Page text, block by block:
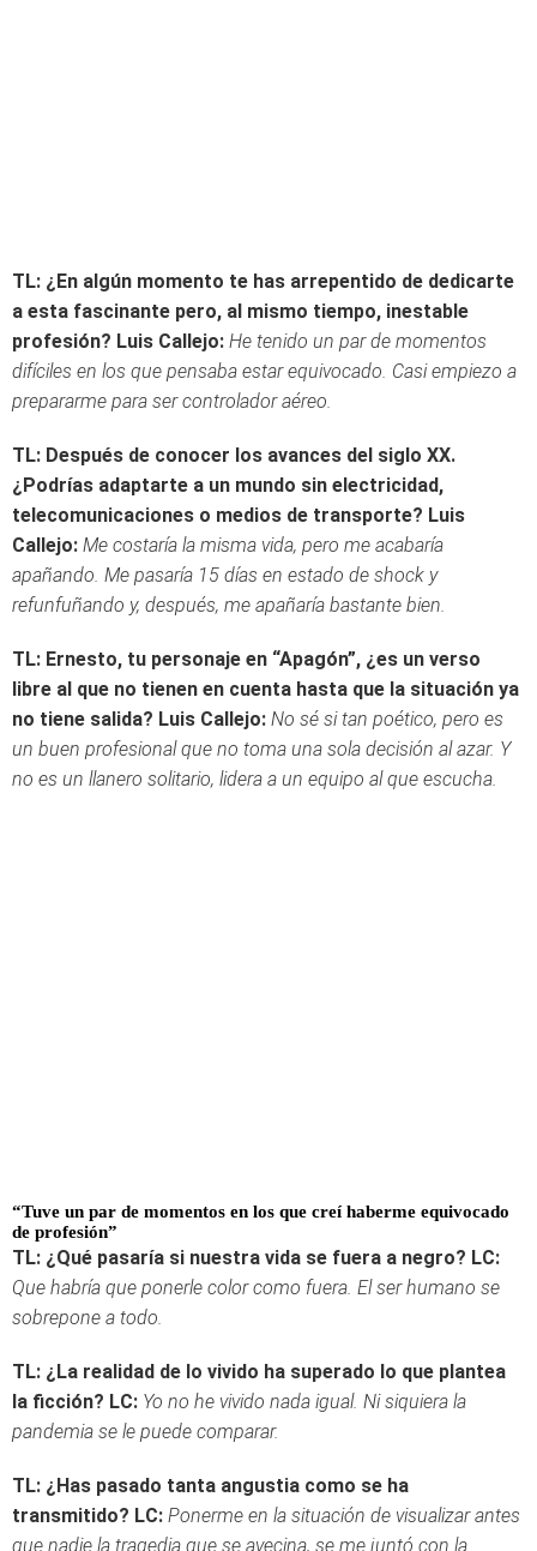
TL: ¿En algún momento te has arrepentido de dedicarte
a esta fascinante pero, al mismo tiempo, inestable
profesión? Luis Callejo: He tenido un par de momentos
difíciles en los que pensaba estar equivocado. Casi empiezo a
prepararme para ser controlador aéreo.
TL: Después de conocer los avances del siglo XX.
¿Podrías adaptarte a un mundo sin electricidad,
telecomunicaciones o medios de transporte? Luis
Callejo: Me costaría la misma vida, pero me acabaría
apañando. Me pasaría 15 días en estado de shock y
refunfuñando y, después, me apañaría bastante bien.
TL: Ernesto, tu personaje en “Apagón”, ¿es un verso
libre al que no tienen en cuenta hasta que la situación ya
no tiene salida? Luis Callejo: No sé si tan poético, pero es
un buen profesional que no toma una sola decisión al azar. Y
no es un llanero solitario, lidera a un equipo al que escucha.
“Tuve un par de momentos en los que creí haberme equivocado
de profesión”
TL: ¿Qué pasaría si nuestra vida se fuera a negro? LC:
Que habría que ponerle color como fuera. El ser humano se
sobrepone a todo.
TL: ¿La realidad de lo vivido ha superado lo que plantea
la ficción? LC: Yo no he vivido nada igual. Ni siquiera la
pandemia se le puede comparar.
TL: ¿Has pasado tanta angustia como se ha
transmitido? LC: Ponerme en la situación de visualizar antes
que nadie la tragedia que se avecina, se me juntó con la